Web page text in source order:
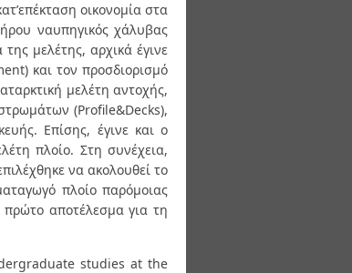
οικονομία στα
ναυπηγικός χάλυβας
μελέτης, αρχικά έγινε
και τον προσδιορισμό
μελέτη αντοχής,
(Profile&Decks),
Επίσης, έγινε και ο
πλοίο. Στη συνέχεια,
να ακολουθεί το
πλοίο παρόμοιας
πρώτο αποτέλεσμα για τη
studies at the